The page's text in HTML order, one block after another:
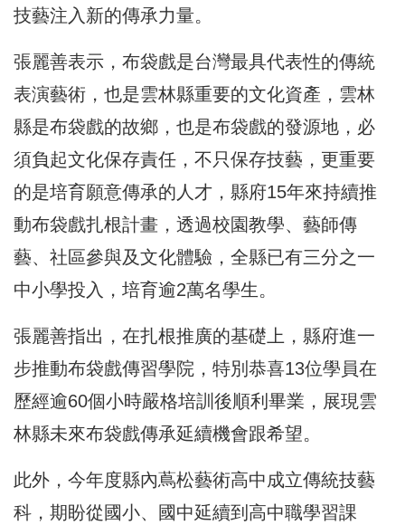
技藝注入新的傳承力量。
張麗善表示，布袋戲是台灣最具代表性的傳統
表演藝術，也是雲林縣重要的文化資產，雲林
縣是布袋戲的故鄉，也是布袋戲的發源地，必
須負起文化保存責任，不只保存技藝，更重要
的是培育願意傳承的人才，縣府15年來持續推
動布袋戲扎根計畫，透過校園教學、藝師傳
藝、社區參與及文化體驗，全縣已有三分之一
中小學投入，培育逾2萬名學生。
張麗善指出，在扎根推廣的基礎上，縣府進一
步推動布袋戲傳習學院，特別恭喜13位學員在
歷經逾60個小時嚴格培訓後順利畢業，展現雲
林縣未來布袋戲傳承延續機會跟希望。
此外，今年度縣內蔦松藝術高中成立傳統技藝
科，期盼從國小、國中延續到高中職學習課